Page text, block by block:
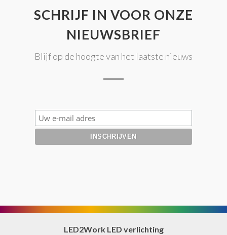
SCHRIJF IN VOOR ONZE
NIEUWSBRIEF
Blijf op de hoogte van het laatste nieuws
LED2Work LED verlichting